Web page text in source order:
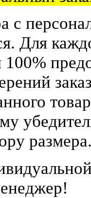
с
Для
100%